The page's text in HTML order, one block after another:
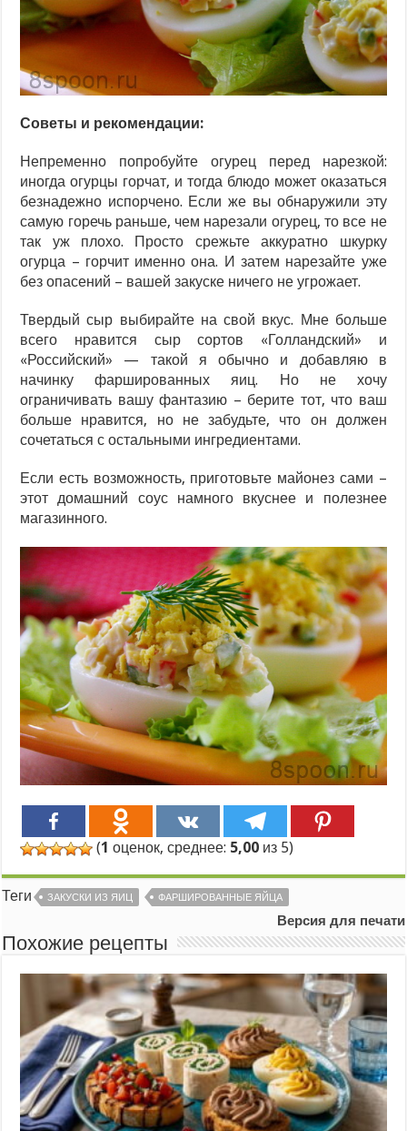
Советы и рекомендации:
Непременно попробуйте огурец перед нарезкой:
иногда огурцы горчат, и тогда блюдо может оказаться
безнадежно испорчено. Если же вы обнаружили эту
самую горечь раньше, чем нарезали огурец, то все не
так уж плохо. Просто срежьте аккуратно шкурку
огурца – горчит именно она. И затем нарезайте уже
без опасений – вашей закуске ничего не угрожает.
Твердый сыр выбирайте на свой вкус. Мне больше
всего нравится сыр сортов «Голландский» и
«Российский» — такой я обычно и добавляю в
начинку фаршированных яиц. Но не хочу
ограничивать вашу фантазию – берите тот, что ваш
больше нравится, но не забудьте, что он должен
сочетаться с остальными ингредиентами.
Если есть возможность, приготовьте майонез сами –
этот домашний соус намного вкуснее и полезнее
магазинного.
(1 оценок, среднее: 5,00 из 5)
Теги ЗАКУСКИ ИЗ ЯИЦ ФАРШИРОВАННЫЕ ЯЙЦА
Версия для печати
Похожие рецепты